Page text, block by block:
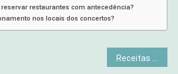
restaurantes com antecedência?
nos locais dos concertos?
Receitas saudáveis com aveia para o café da manhã